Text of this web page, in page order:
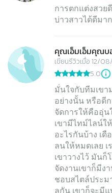
การตกแต่งสวย
บ่าวสาวได้ดีมา
คุณเอ็มเอ็มคุณบ
เขียนรีวิวเมื่อ 12/
5.0
มั่นใจกับทีมเขา
อย่างนั้น หรือดี
จัดการให้คืออุ่น
เขามีไทม์ไลน์ใ
อะไรกันบ้าง เดื
ลนให้หมดเลย
เขาวางไว้ มัน
จัดงานเขาก็มีง
ชอบสไตล์ประ
ลกัน เขาก็จะมีแ